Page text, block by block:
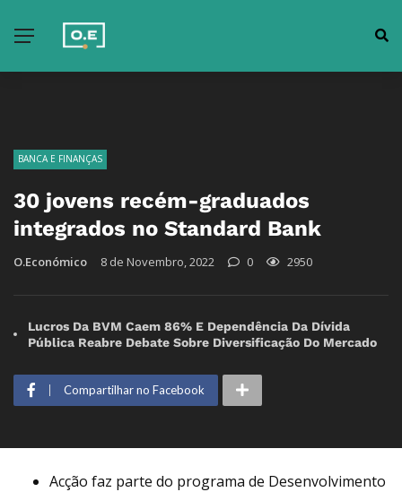
BANCA E FINANÇAS
30 jovens recém-graduados
integrados no Standard Bank
O.Económico 8 de Novembro, 2022 0 2950
Lucros Da BVM Caem 86% E Dependência Da Dívida
Pública Reabre Debate Sobre Diversificação Do Mercado
Compartilhar no Facebook
Acção faz parte do programa de Desenvolvimento